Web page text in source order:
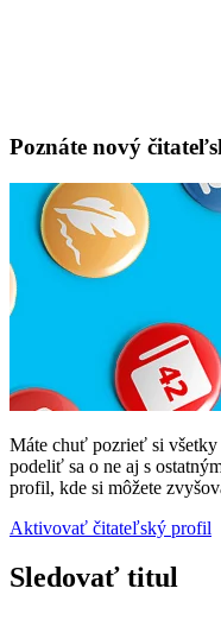
Poznáte nový
Máte chuť pozrieť si všetky
podeliť sa o ne aj s
profil, kde si môžete
Aktivovať čitateľský profil
Sledovať titul